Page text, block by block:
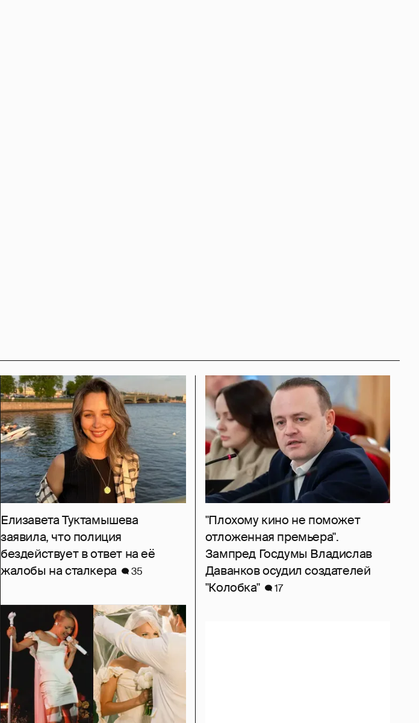
Елизавета Туктамышева
заявила, что полиция
бездействует в ответ на её
жалобы на сталкера
35
"Плохому кино не поможет
отложенная премьера".
Зампред Госдумы Владислав
Даванков осудил создателей
"Колобка"
17